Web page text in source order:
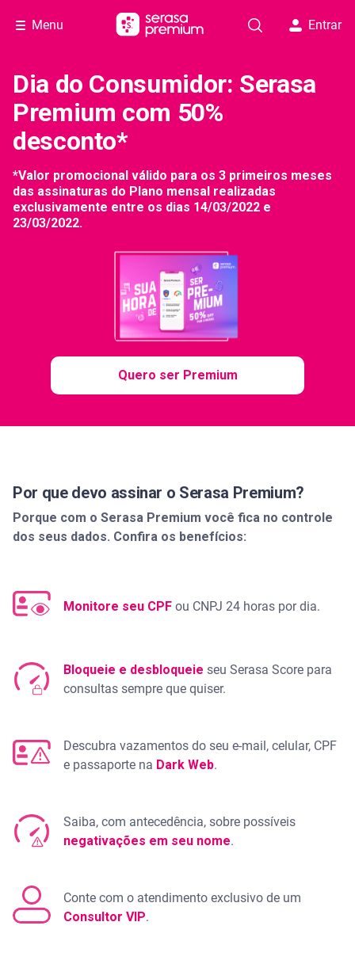
Menu Entrar
Dia do Consumidor: Serasa
Premium com 50%
desconto*
*Valor promocional válido para os 3 primeiros meses
das assinaturas do Plano mensal realizadas
exclusivamente entre os dias 14/03/2022 e
23/03/2022.
Quero ser Premium
Por que devo assinar o Serasa Premium?
Porque com o Serasa Premium você fica no controle
dos seus dados. Confira os benefícios:
Monitore seu CPF ou CNPJ 24 horas por dia.
Bloqueie e desbloqueie seu Serasa Score para
consultas sempre que quiser.
Descubra vazamentos do seu e-mail, celular, CPF
e passaporte na Dark Web.
Saiba, com antecedência, sobre possíveis
negativações em seu nome.
Conte com o atendimento exclusivo de um
Consultor VIP.